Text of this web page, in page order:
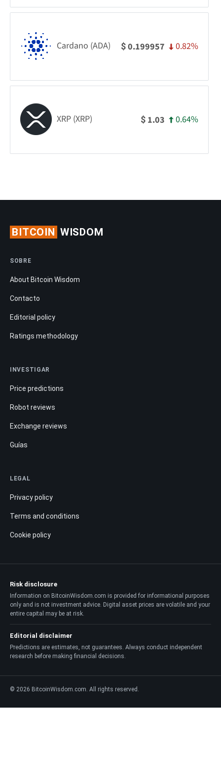
Cardano (ADA) $0.199957 0.82%
XRP (XRP) $ 1.03 0.64%
BITCOIN WISDOM
SOBRE
About Bitcoin Wisdom
Contacto
Editorial policy
Ratings methodology
INVESTIGAR
Price predictions
Robot reviews
Exchange reviews
Guías
LEGAL
Privacy policy
Terms and conditions
Cookie policy
Risk disclosure
Information on BitcoinWisdom.com is provided for informational purposes
only and is not investment advice. Digital asset prices are volatile and your
entire capital may be at risk.
Editorial disclaimer
Predictions are estimates, not guarantees. Always conduct independent
research before making financial decisions.
© 2026 BitcoinWisdom.com. All rights reserved.